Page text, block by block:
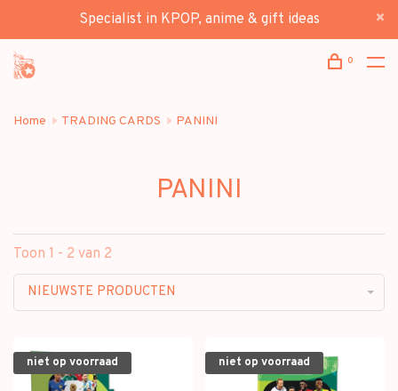
Specialist in KPOP, anime & gift ideas
0
Home TRADING CARDS PANINI
PANINI
Toon 1 - 2 van 2
NIEUWSTE PRODUCTEN
niet op voorraad niet op voorraad